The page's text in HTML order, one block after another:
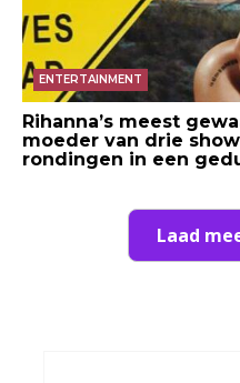
ENTERTAINMENT
Rihanna’s meest
moeder van drie
rondingen in een
Laad